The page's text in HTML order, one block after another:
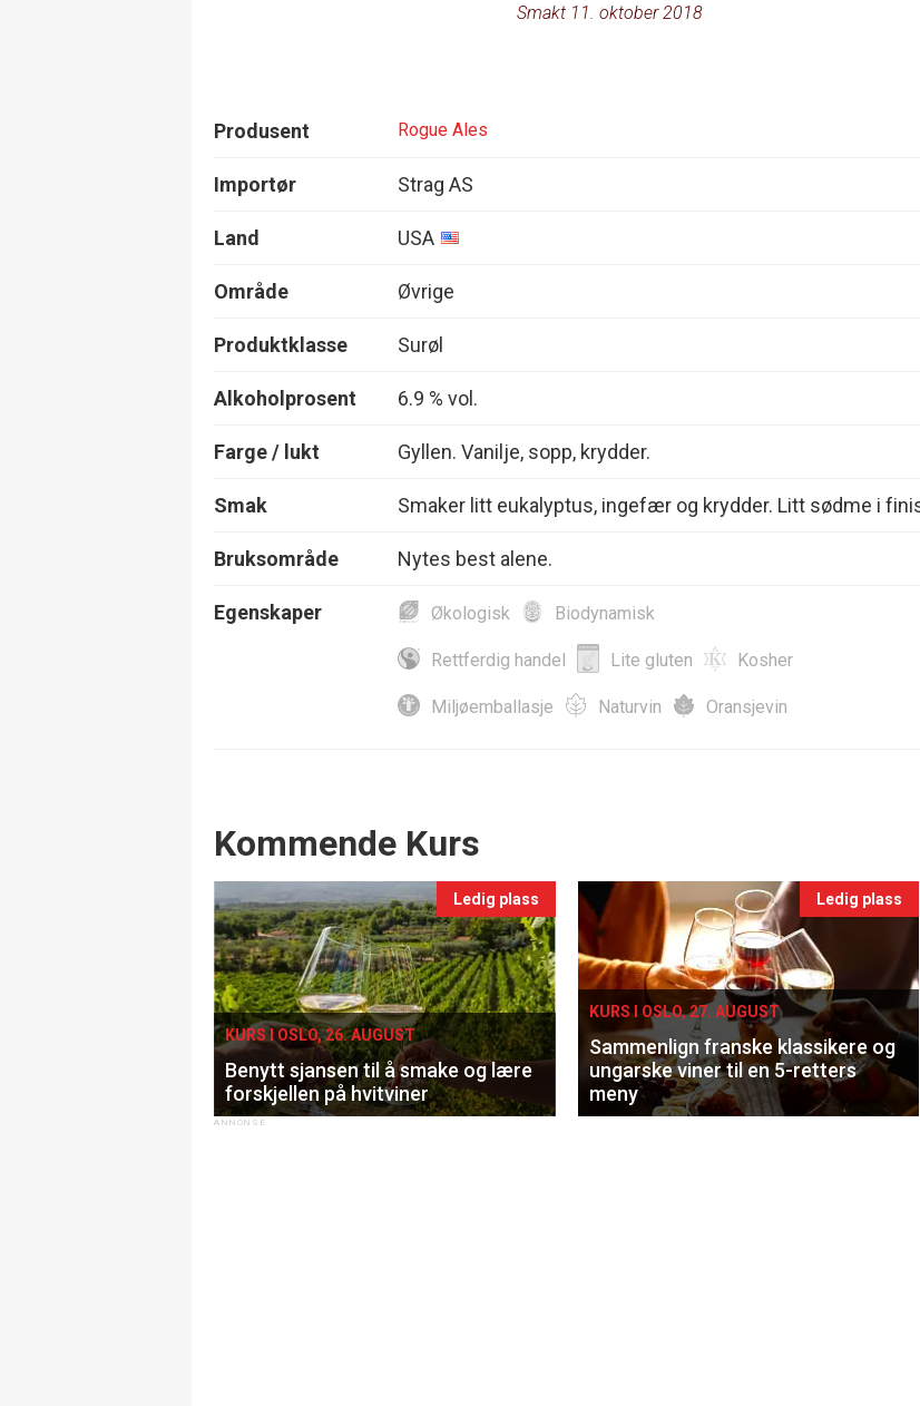
Smakt 11. oktober 2018
Produsent Rogue Ales
Importør Strag AS
Land USA
Område Øvrige
Produktklasse Surøl
Alkoholprosent 6.9 % vol.
Farge / lukt Gyllen. Vanilje, sopp, krydder.
Smak Smaker litt eukalyptus, ingefær og krydder. Litt sødme i
Bruksområde Nytes best alene.
Egenskaper Økologisk Biodynamisk
Rettferdig handel Lite gluten Kosher
Miljøemballasje Naturvin Oransjevin
Events
Kommende Kurs
Ledig plass
KURS I OSLO, 26. AUGUST
Benytt sjansen til å smake og lære
forskjellen på hvitviner
Ledig plass
KURS I OSLO, 27. AUGUST
Sammenlign franske klassikere og
ungarske viner til en 5-retters
meny